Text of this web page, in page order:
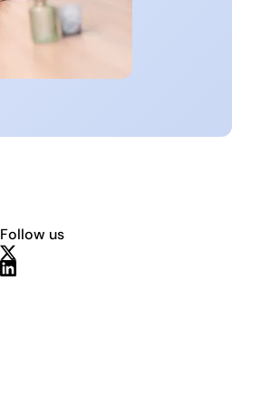
Follow us